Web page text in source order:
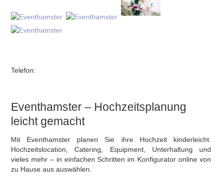
Telefon:
Eventhamster – Hochzeitsplanung
leicht gemacht
Mit Eventhamster planen Sie ihre Hochzeit kinderleicht.
Hochzeitslocation, Catering, Equipment, Unterhaltung und
vieles mehr – in einfachen Schritten im Konfigurator online von
zu Hause aus auswählen.